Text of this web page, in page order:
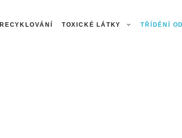
RECYKLOVÁNÍ TOXICKÉ LÁTKY TŘÍDĚNÍ